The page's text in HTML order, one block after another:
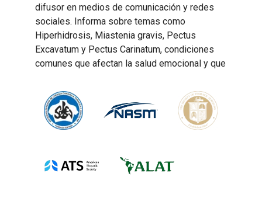
difusor en medios de comunicación y redes
sociales. Informa sobre temas como
Hiperhidrosis, Miastenia gravis, Pectus
Excavatum y Pectus Carinatum, condiciones
comunes que afectan la salud emocional y que